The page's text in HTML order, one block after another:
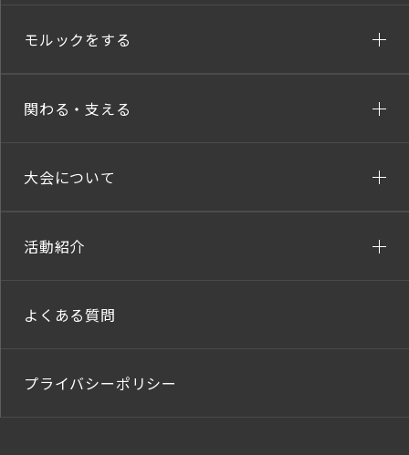
モルックをする
関わる・支える
大会について
活動紹介
よくある質問
プライバシーポリシー